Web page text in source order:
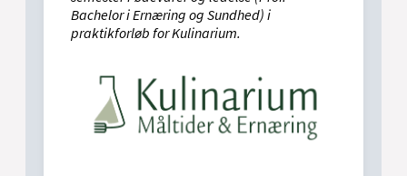
Bachelor i Ernæring og Sundhed) i
praktikforløb for Kulinarium.